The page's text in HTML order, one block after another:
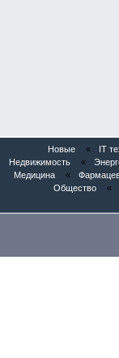
Новые « IT
Недвижимость
«
Медицина
«
Общество
«